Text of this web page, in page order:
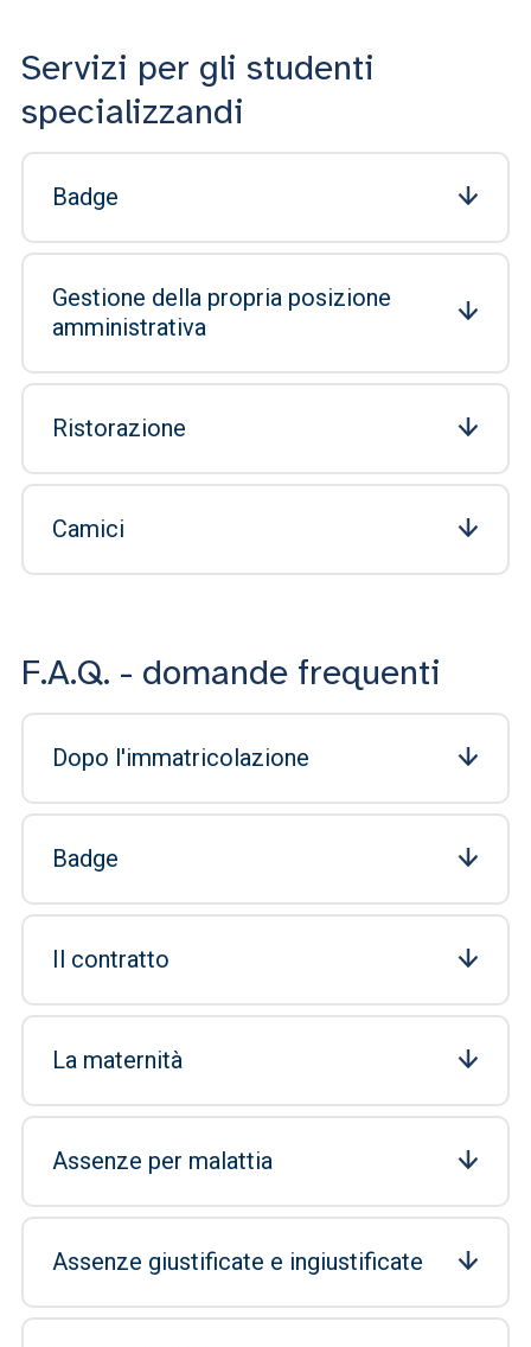
Servizi per gli studenti
specializzandi
Badge
Gestione della propria posizione
amministrativa
Ristorazione
Camici
F.A.Q. - domande frequenti
Dopo l'immatricolazione
Badge
Il contratto
La maternità
Assenze per malattia
Assenze giustificate e ingiustificate